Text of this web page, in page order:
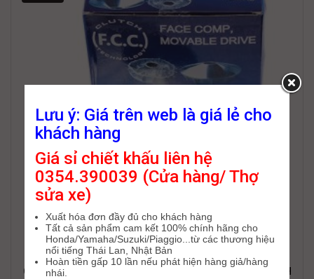
CHÉN BI/MÁ ĐỘNG PULLY FCC PCX/AB 125/Airblade 125/SH
Lưu ý: Giá trên web là giá lẻ cho
khách hàng
Giá sỉ chiết khấu liên hệ
0354.390039 (Cửa hàng/ Thợ
sửa xe)
Xuất hóa đơn đầy đủ cho khách hàng
Tất cả sản phẩm cam kết 100% chính hãng cho
Honda/Yamaha/Suzuki/Piaggio...từ các thương hiệu
nổi tiếng Thái Lan, Nhật Bản
Hoàn tiền gấp 10 lần nếu phát hiện hàng giả/hàng
nhái.